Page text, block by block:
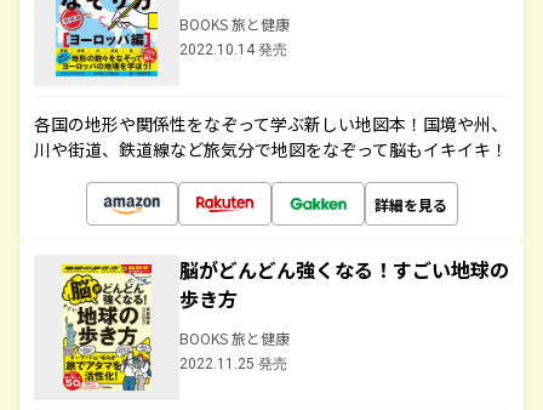
BOOKS 旅と健康
2022.10.14 発売
各国の地形や関係性をなぞって学ぶ新しい地図本！国境や州、
川や街道、鉄道線など旅気分で地図をなぞって脳もイキイキ！
詳細を見る
脳がどんどん強くなる！すごい地球の
歩き方
BOOKS 旅と健康
2022.11.25 発売